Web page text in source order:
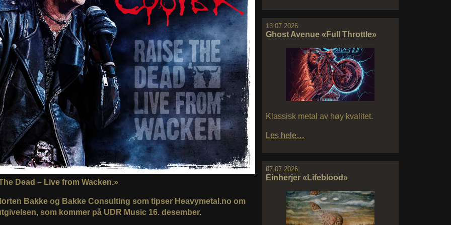
13.07.2026:
Ghost Avenue «Full Throttle»
Klassisk metal av høy kvalitet.
Les hele…
07.07.2026:
Einherjer «Lifeblood»
Dead – Live from Wacken.»
Bakke og Bakke Consulting som tipser Heavymetal.no om
som kommer på UDR Music 16. desember.